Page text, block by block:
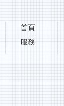
首頁
服務